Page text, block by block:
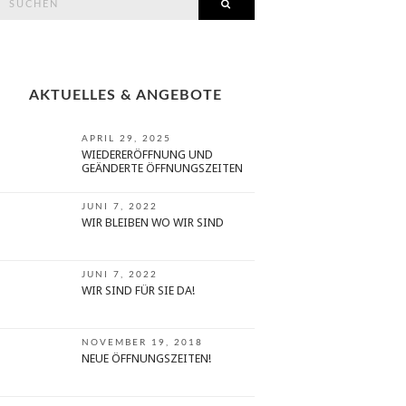
AKTUELLES & ANGEBOTE
APRIL 29, 2025
WIEDERERÖFFNUNG UND
GEÄNDERTE ÖFFNUNGSZEITEN
JUNI 7, 2022
WIR BLEIBEN WO WIR SIND
JUNI 7, 2022
WIR SIND FÜR SIE DA!
NOVEMBER 19, 2018
NEUE ÖFFNUNGSZEITEN!